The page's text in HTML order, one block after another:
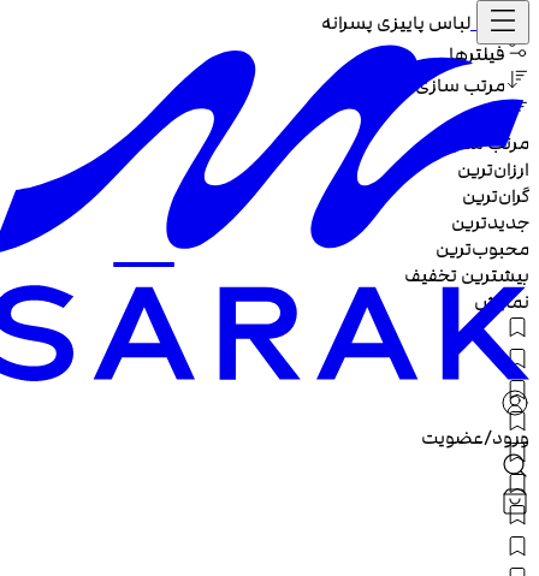
ورود/عضویت
خانه / لباس پاییزی پسرانه
فیلترها
مرتب سازی
مرتب سازی :
ارزان‌ترین
گران‌ترین
جدیدترین
محبوب‌ترین
بیشترین تخفیف
نمایش